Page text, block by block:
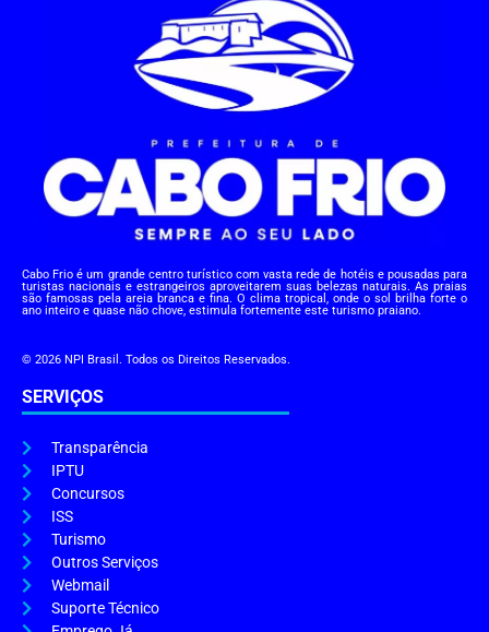
Cabo Frio é um grande centro turístico com vasta rede de hotéis e pousadas para
turistas nacionais e estrangeiros aproveitarem suas belezas naturais. As praias
são famosas pela areia branca e fina. O clima tropical, onde o sol brilha forte o
ano inteiro e quase não chove, estimula fortemente este turismo praiano.
© 2026 NPI Brasil. Todos os Direitos Reservados.
SERVIÇOS
Transparência
IPTU
Concursos
ISS
Turismo
Outros Serviços
Webmail
Suporte Técnico